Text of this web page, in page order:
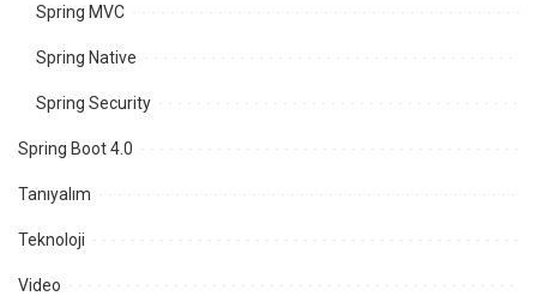
Spring MVC
Spring Native
Spring Security
Spring Boot 4.0
Tanıyalım
Teknoloji
Video